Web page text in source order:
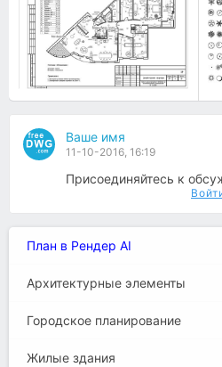
Ваше имя
11-10-2016, 16:19
Присоединяйтесь к
План в Рендер AI
Архитектурные элементы
Городское планирование
Жилые здания